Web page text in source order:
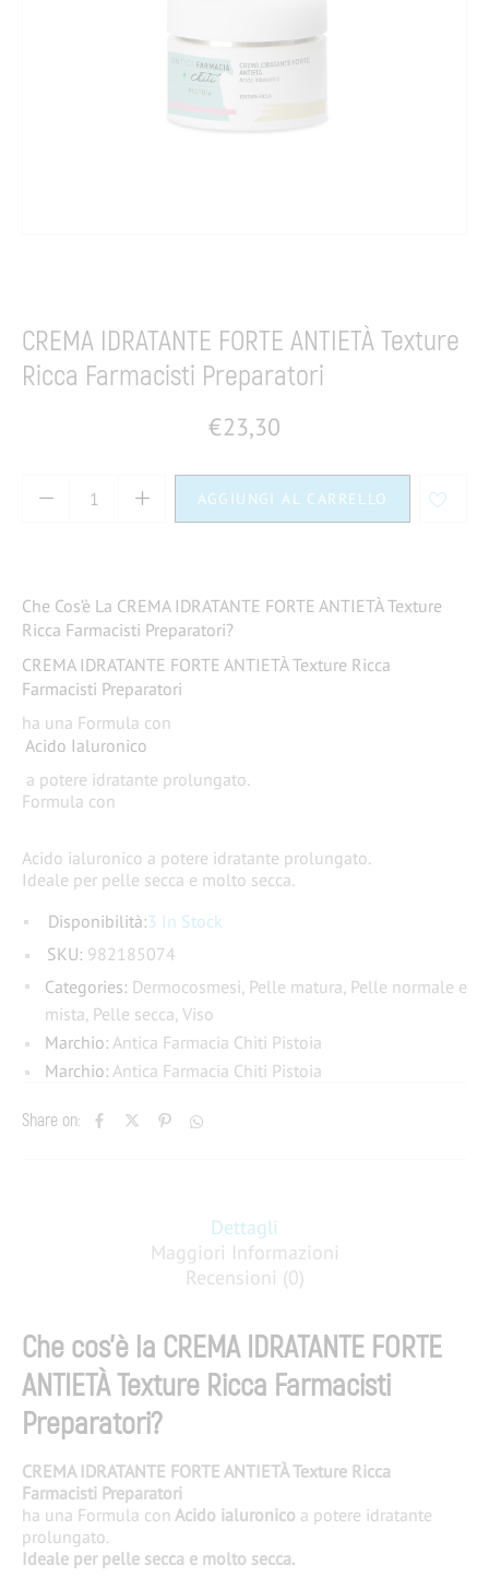
CREMA IDRATANTE FORTE ANTIETÀ Texture
Ricca Farmacisti Preparatori
€23,30
AGGIUNGI AL CARRELLO
Che Cos’è La CREMA IDRATANTE FORTE ANTIETÀ Texture
Ricca Farmacisti Preparatori?
CREMA IDRATANTE FORTE ANTIETÀ Texture Ricca
Farmacisti Preparatori
ha una Formula con
​Acido Ialuronico
a potere idratante prolungato.
Formula con
Acido ialuronico a potere idratante prolungato.
Ideale per pelle secca e molto secca.
Disponibilità:3 In Stock
Share on:
SKU: 982185074
Categories: Dermocosmesi, Pelle matura, Pelle normale e
mista, Pelle secca, Viso
Marchio: Antica Farmacia Chiti Pistoia
Marchio: Antica Farmacia Chiti Pistoia
Dettagli
Maggiori Informazioni
Recensioni (0)
Che cos’è la CREMA IDRATANTE FORTE
ANTIETÀTexture Ricca Farmacisti
Preparatori?
CREMA IDRATANTE FORTE ANTIETÀTexture Ricca
Farmacisti Preparatori
ha una Formula con ​Acido ialuronico a potere idratante
prolungato.
Ideale per pelle secca e molto secca.